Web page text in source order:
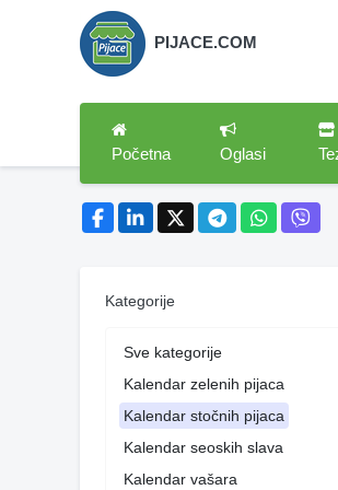
PIJACE.COM
Početna Oglasi
Kategorije
Sve kategorije
Kalendar zelenih pijaca
Kalendar stočnih pijaca
Kalendar seoskih slava
Kalendar vašara